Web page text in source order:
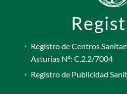
Registro de Centros
Asturias Nº: C.2.2/7004
Registro de Publicidad